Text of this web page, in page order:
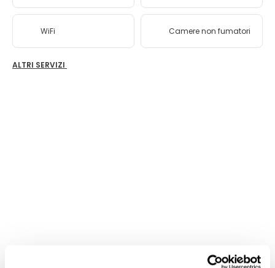
WiFi Camere non fumatori
ALTRI SERVIZI